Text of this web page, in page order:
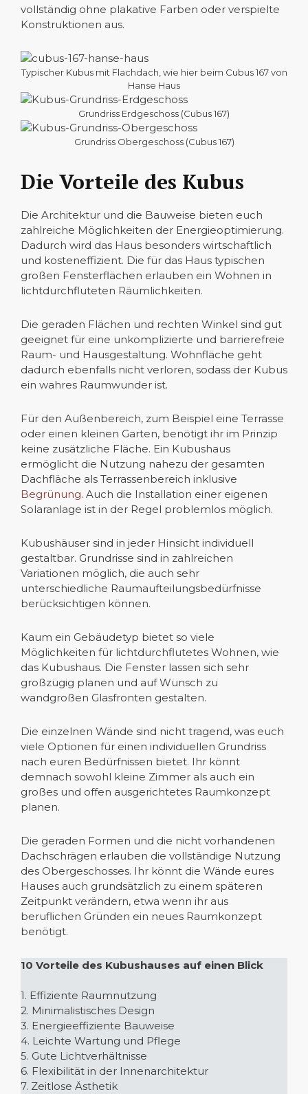
vollständig ohne plakative Farben oder verspielte
Konstruktionen aus.
Typischer Kubus mit Flachdach, wie hier beim Cubus 167 von
Hanse Haus
Grundriss Erdgeschoss (Cubus 167)
Grundriss Obergeschoss (Cubus 167)
Die Vorteile des Kubus
Die Architektur und die Bauweise bieten euch
zahlreiche Möglichkeiten der Energieoptimierung.
Dadurch wird das Haus besonders wirtschaftlich
und kosteneffizient. Die für das Haus typischen
großen Fensterflächen erlauben ein Wohnen in
lichtdurchfluteten Räumlichkeiten.
Die geraden Flächen und rechten Winkel sind gut
geeignet für eine unkomplizierte und barrierefreie
Raum- und Hausgestaltung. Wohnfläche geht
dadurch ebenfalls nicht verloren, sodass der Kubus
ein wahres Raumwunder ist.
Für den Außenbereich, zum Beispiel eine Terrasse
oder einen kleinen Garten, benötigt ihr im Prinzip
keine zusätzliche Fläche. Ein Kubushaus
ermöglicht die Nutzung nahezu der gesamten
Dachfläche als Terrassenbereich inklusive
Begrünung. Auch die Installation einer eigenen
Solaranlage ist in der Regel problemlos möglich.
Kubushäuser sind in jeder Hinsicht individuell
gestaltbar. Grundrisse sind in zahlreichen
Variationen möglich, die auch sehr
unterschiedliche Raumaufteilungsbedürfnisse
berücksichtigen können.
Kaum ein Gebäudetyp bietet so viele
Möglichkeiten für lichtdurchflutetes Wohnen, wie
das Kubushaus. Die Fenster lassen sich sehr
großzügig planen und auf Wunsch zu
wandgroßen Glasfronten gestalten.
Die einzelnen Wände sind nicht tragend, was euch
viele Optionen für einen individuellen Grundriss
nach euren Bedürfnissen bietet. Ihr könnt
demnach sowohl kleine Zimmer als auch ein
großes und offen ausgerichtetes Raumkonzept
planen.
Die geraden Formen und die nicht vorhandenen
Dachschrägen erlauben die vollständige Nutzung
des Obergeschosses. Ihr könnt die Wände eures
Hauses auch grundsätzlich zu einem späteren
Zeitpunkt verändern, etwa wenn ihr aus
beruflichen Gründen ein neues Raumkonzept
benötigt.
10 Vorteile des Kubushauses auf einen Blick
1. Effiziente Raumnutzung
2. Minimalistisches Design
3. Energieeffiziente Bauweise
4. Leichte Wartung und Pflege
5. Gute Lichtverhältnisse
6. Flexibilität in der Innenarchitektur
7. Zeitlose Ästhetik